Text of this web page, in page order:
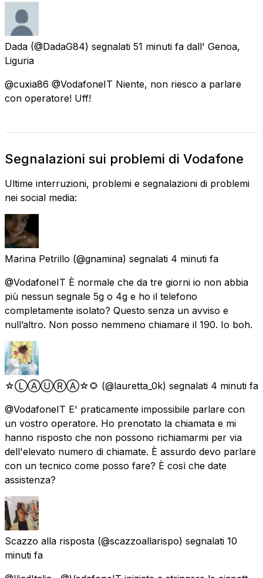
Dada (@DadaG84) segnalati 51 minuti fa dall' Genoa,
Liguria
@cuxia86 @VodafoneIT Niente, non riesco a parlare
con operatore! Uff!
Segnalazioni sui problemi di Vodafone
Ultime interruzioni, problemi e segnalazioni di problemi
nei social media:
Marina Petrillo (@gnamina) segnalati 4 minuti fa
@VodafoneIT È normale che da tre giorni io non abbia
più nessun segnale 5g o 4g e ho il telefono
completamente isolato? Questo senza un avviso e
null’altro. Non posso nemmeno chiamare il 190. Io boh.
☆ⓁⒶⓊⓇⒶ☆🌻 (@lauretta_0k) segnalati 4 minuti fa
@VodafoneIT E' praticamente impossibile parlare con
un vostro operatore. Ho prenotato la chiamata e mi
hanno risposto che non possono richiamarmi per via
dell'elevato numero di chiamate. È assurdo devo parlare
con un tecnico come posso fare? È così che date
assistenza?
Scazzo alla risposta (@scazzoallarispo) segnalati 10
minuti fa